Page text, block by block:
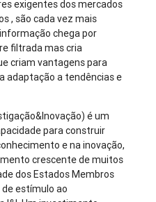
exigentes dos mercados
, são cada vez mais
chega por
filtrada mas cria
criam vantagens para
adaptação a tendências e
é um
para construir
e na inovação,
crescente de muitos
dos Estados Membros
de estímulo ao